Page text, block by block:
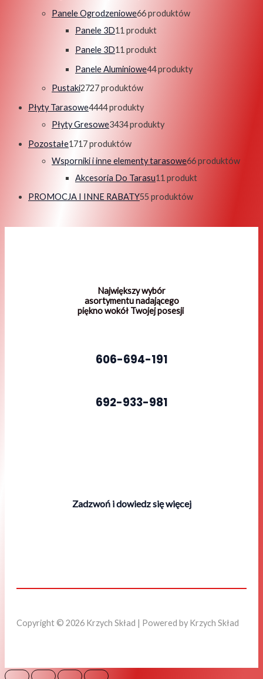
Panele Ogrodzeniowe66 produktów
Panele 3D11 produkt
Panele 3D11 produkt
Panele Aluminiowe44 produkty
Pustaki2727 produktów
Płyty Tarasowe4444 produkty
Płyty Gresowe3434 produkty
Pozostałe1717 produktów
Wsporniki i inne elementy tarasowe66 produktów
Akcesoria Do Tarasu11 produkt
PROMOCJA I INNE RABATY55 produktów
Największy wybór
asortymentu nadającego
piękno wokół Twojej posesji
606-694-191
692-933-981
Zadzwoń i dowiedz się więcej
Copyright © 2026 Krzych Skład | Powered by Krzych Skład